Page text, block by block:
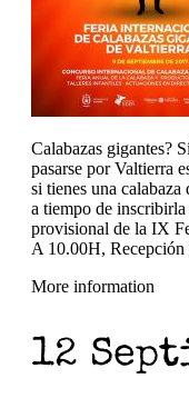
Calabazas gigantes?
pasarse por Valtierra
si tienes una
a tiempo de
provisional de la IX
A 10.00H,
More information
12